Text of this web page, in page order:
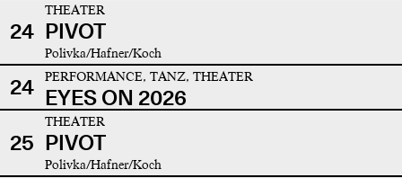
24
THEATER
PIVOT
Polivka/Hafner/Koch
24 PERFORMANCE, TANZ, THEATER
EYES ON 2026
25
THEATER
PIVOT
Polivka/Hafner/Koch